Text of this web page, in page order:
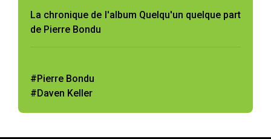
La chronique de l'album Quelqu'un quelque part
de Pierre Bondu
#Pierre Bondu
#Daven Keller